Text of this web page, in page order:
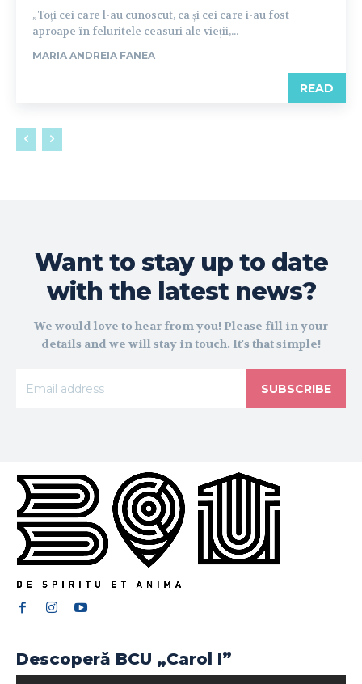
„Toți cei care l-au cunoscut, ca și cei care i-au fost
aproape în feluritele ceasuri ale vieții,...
MARIA ANDREIA FANEA
READ
Want to stay up to date
with the latest news?
We would love to hear from you! Please fill in your
details and we will stay in touch. It's that simple!
SUBSCRIBE
Descoperă BCU „Carol I”